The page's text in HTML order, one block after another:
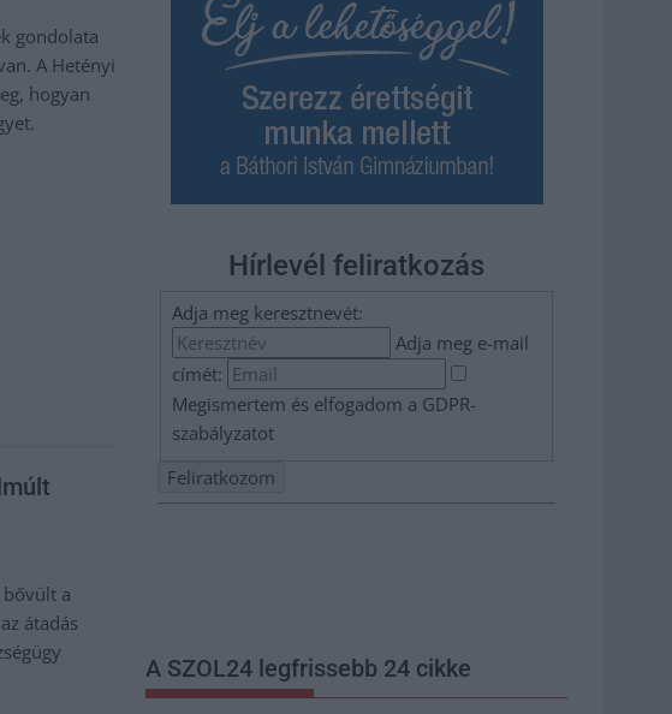
gondolata
A Hetényi
hogyan
bővült a
átadás
Hírlevél feliratkozás
Adja meg keresztnevét:
Adja meg e-mail
címét:
Megismertem és elfogadom a GDPR-
szabályzatot
A SZOL24 legfrissebb 24 cikke